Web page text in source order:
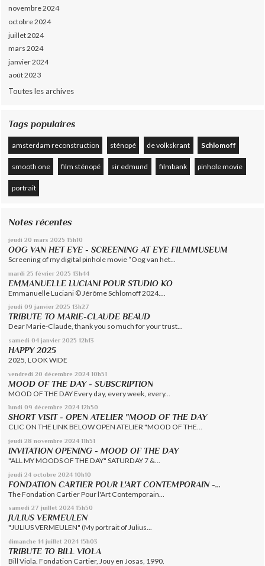
novembre 2024
octobre 2024
juillet 2024
mars 2024
janvier 2024
août 2023
Toutes les archives
Tags populaires
amsterdam reconstruction sténopé de volkskrant Schlomoff
smooth one film sténopé sir edmund filmbank pinhole movie
portrait
Notes récentes
jeudi 20 mars 2025 15h10
OOG VAN HET EYE - SCREENING AT EYE FILMMUSEUM
Screening of my digital pinhole movie “Oog van het...
mardi 25 février 2025 13h44
EMMANUELLE LUCIANI POUR STUDIO KO
Emmanuelle Luciani © Jérôme Schlomoff 2024....
jeudi 09 janvier 2025 13h27
TRIBUTE TO MARIE-CLAUDE BEAUD
Dear Marie-Claude, thank you so much for your trust...
samedi 04 janvier 2025 12h13
HAPPY 2025
2025, LOOK WIDE
vendredi 20 décembre 2024 10h51
MOOD OF THE DAY - SUBSCRIPTION
MOOD OF THE DAY Every day, every week, every...
lundi 09 décembre 2024 12h50
SHORT VISIT - OPEN ATELIER "MOOD OF THE DAY
CLIC ON THE LINK BELOW OPEN ATELIER "MOOD OF THE...
jeudi 28 novembre 2024 11h51
INVITATION OPENING - MOOD OF THE DAY
"ALL MY MOODS OF THE DAY" SATURDAY 7 &...
jeudi 24 octobre 2024 10h10
FONDATION CARTIER POUR L'ART CONTEMPORAIN -...
The Fondation Cartier Pour l'Art Contemporain...
samedi 27 juillet 2024 15h50
JULIUS VERMEULEN
"JULIUS VERMEULEN" (My portrait of Julius...
dimanche 14 juillet 2024 15h03
TRIBUTE TO BILL VIOLA
Bill Viola. Fondation Cartier, Jouy en Josas, 1990.